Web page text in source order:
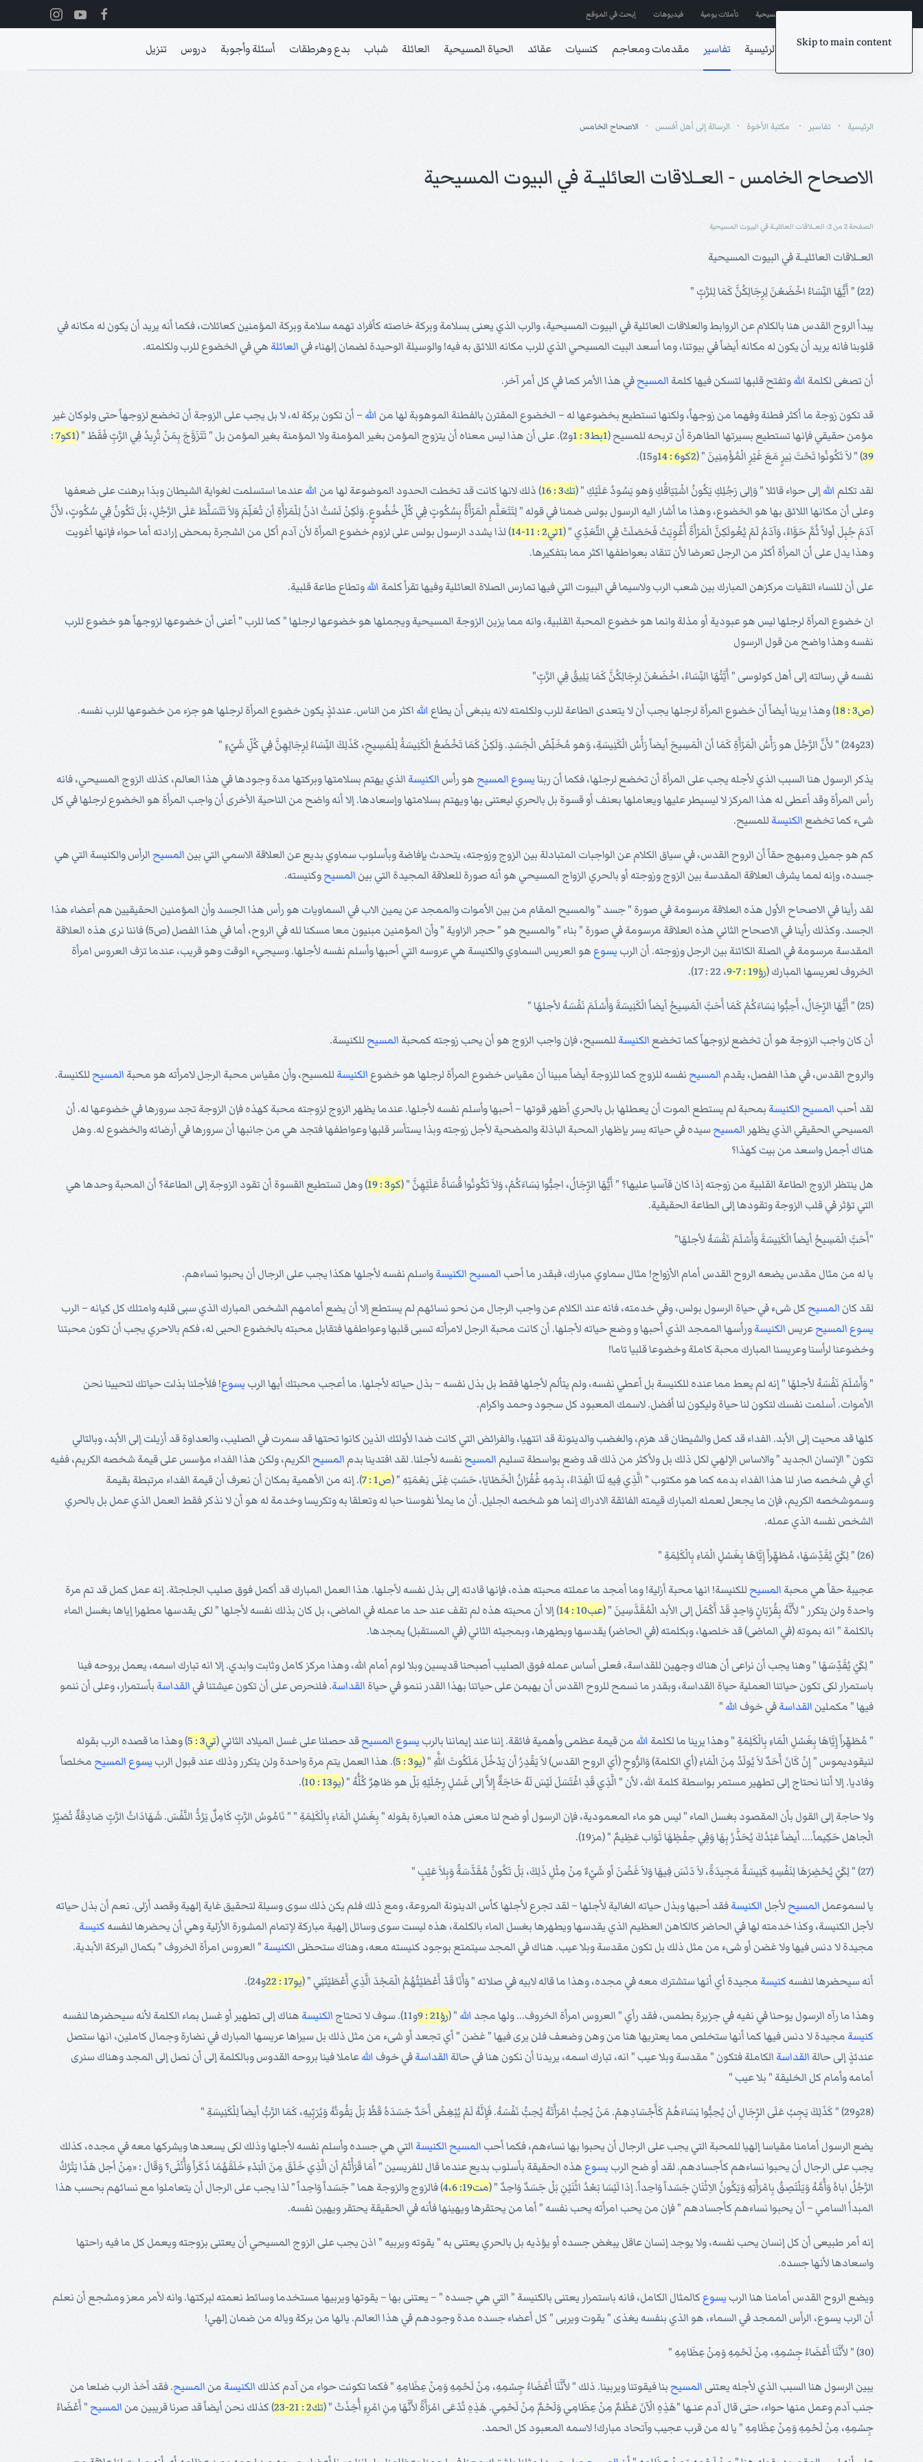
Skip to main content
إشترك في المراسلات ترانيم مسيحية تأملات يومية فيديوهات إبحث في الموقع
الرئيسية تفاسير مقدمات ومعاجم كنسيات عقائد الحياة المسيحية العائلة شباب بدع وهرطقات أسئلة وأجوبة دروس تنزيل
الرئيسية تفاسير مكتبة الأخوة الرسالة إلى أهل أفسس الاصحاح الخامس
الاصحاح الخامس - العــلاقات العائليــة في البيوت المسيحية
الصفحة 2 من 2: العــلاقات العائليــة في البيوت المسيحية
العــلاقات العائليــة في البيوت المسيحية
(22) " أَيُّهَا النِّسَاءُ اخْضَعْنَ لِرِجَالِكُنَّ كَمَا لِلرَّبِّ "
يبدأ الروح القدس هنا بالكلام عن الروابط والعلاقات العائلية في البيوت المسيحية، والرب الذي يعنى بسلامة وبركة خاصته كأفراد تهمه سلامة وبركة المؤمنين كعائلات، فكما أنه يريد أن يكون له مكانه في
قلوبنا فانه يريد أن يكون له مكانه أيضاً في بيوتنا، وما أسعد البيت المسيحي الذي للرب مكانه اللائق به فيه! والوسيلة الوحيدة لضمان إلهناء في العائلة هي في الخضوع للرب ولكلمته.
أن تصغى لكلمة اللهوتفتح قلبها لتسكن فيها كلمة المسيحفي هذا الأمر كما في كل أمر آخر.
قد تكون زوجة ما أكثر فطنة وفهما من زوجهاً، ولكنها تستطيع بخضوعها له – الخضوع المقترن بالفطنة الموهوبة لها من الله – أن تكون بركة له، لا بل يجب على الزوجة أن تخضع لزوجهاً حتى ولوكان غير
مؤمن حقيقي فإنها تستطيع بسيرتها الطاهرة أن تربحه للمسيح (1بط3 : 1 و2). على أن هذا ليس معناه أن يتزوج المؤمن بغير المؤمنة ولا المؤمنة بغير المؤمن بل " تَتَزَوَّجَ بِمَنْ تُرِيدُ فِي الرَّبِّ فَقَطْ " (
1كو7 :
39) " لاَ تَكُونُوا تَحْتَ نِيرٍ مَعَ غَيْرِ الْمُؤْمِنِينَ " (2كو6 : 14 و15).
لقد تكلم اللهإلى حواء قائلا " وَإلى رَجُلِكِ يَكُونُ اشْتِيَاقُكِ وَهو يَسُودُ عَلَيْكِ " (تك3 : 16 ) ذلك لانها كانت قد تخطت الحدود الموضوعة لها من اللهعندما استسلمت لغواية الشيطان وبذا برهنت على ضعفها
وعلى أن مكانها اللائق بها هو الخضوع، وهذا ما أشار اليه الرسول بولس ضمنا في قوله " لِتَتَعَلَّمِ الْمَرْأَةُ بِسُكُوتٍ فِي كُلِّ خُضُوعٍ. وَلَكِنْ لَسْتُ اذنُ لِلْمَرْأَةِ أن تُعَلِّمَ وَلاَ تَتَسَلَّطَ عَلَى الرَّجُلِ، بَلْ تَكُونُ فِي سُكُوتٍ، لأَنَّ
آدَمَ جُبِلَ أولاً ثُمَّ حَوَّاءُ، وَآدَمُ لَمْ يُغْولَكِنَّ الْمَرْأَةَ أُغْوِيَتْ فَحَصَلَتْ فِي التَّعَدِّي " (1تي2 : 11-14
) لذا يشدد الرسول بولس على لزوم خضوع المرأة لأن آدم أكل من الشجرة بمحض إرادته أما حواء فإنها أغويت
وهذا يدل على أن المرأة أكثر من الرجل تعرضا لأن تنقاد بعواطفها اكثر مما بتفكيرها.
على أن للنساء التقيات مركزهن المبارك بين شعب الرب ولاسيما في البيوت التي فيها تمارس الصلاة العائلية وفيها تقرأ كلمة اللهوتطاع طاعة قلبية.
ان خضوع المرأة لرجلها ليس هو عبودية أو مذلة وانما هو خضوع المحبة القلبية، وانه مما يزين الزوجة المسيحية ويجملها هو خضوعها لرجلها " كما للرب " أعنى أن خضوعها لزوجهاً هو خضوع للرب
نفسه وهذا واضح من قول الرسول
نفسه في رسالته إلى أهل كولوسى " أَيَّتُهَا النِّسَاءُ، اخْضَعْنَ لِرِجَالِكُنَّ كَمَا يَلِيقُ فِي الرَّبِّ"
(ص3 : 18 ) وهذا يرينا أيضاً أن خضوع المرأة لرجلها يجب أن لا يتعدى الطاعة للرب ولكلمته لانه ينبغى أن يطاع الله اكثر من الناس. عندئذٍ يكون خضوع المرأة لرجلها هو جزء من خضوعها للرب نفسه.
(23و24) " لأَنَّ الرَّجُلَ هو رَأْسُ الْمَرْأَةِ كَمَا أن الْمَسِيحَ أيضاً رَأْسُ الْكَنِيسَةِ، وَهو مُخَلِّصُ الْجَسَدِ. وَلَكِنْ كَمَا تَخْضَعُ الْكَنِيسَةُ لِلْمَسِيحِ، كَذَلِكَ النِّسَاءُ لِرِجَالِهِنَّ فِي كُلِّ شَيْءٍ "
يذكر الرسول هنا السبب الذي لأجله يجب على المرأة أن تخضع لرجلها، فكما أن ربنايسوع المسيح هو رأس الكنيسة الذي يهتم بسلامتها وبركتها مدة وجودها في هذا العالم، كذلك الزوج المسيحي، فانه
رأس المرأة وقد أعطى له هذا المركز لا ليسيطر عليها ويعاملها بعنف أو قسوة بل بالحري ليعتنى بها ويهتم بسلامتها وإسعادها. إلا أنه واضح من الناحية الأخرى أن واجب المرأة هو الخضوع لرجلها في كل
شىء كما تخضع الكنيسةللمسيح.
كم هو جميل ومبهج حقاً أن الروح القدس، في سياق الكلام عن الواجبات المتبادلة بين الزوج وزوجته، يتحدث بإفاضة وبأسلوب سماوي بديع عن العلاقة الاسمي التي بين المسيح الرأس والكنيسة التي هي
جسده، وإنه لمما يشرف العلاقة المقدسة بين الزوج وزوجته أو بالحري الزواج المسيحي هو أنه صورة للعلاقة المجيدة التي بين المسيحوكنيسته.
لقد رأينا في الاصحاح الأول هذه العلاقة مرسومة في صورة " جسد " والمسيح المقام من بين الأموات والممجد عن يمين الاب في السماويات هو رأس هذا الجسد وأن المؤمنين الحقيقيين هم أعضاء هذا
الجسد. وكذلك رأينا في الاصحاح الثاني هذه العلاقة مرسومة في صورة " بناء " والمسيح هو " حجر الزاوية " وأن المؤمنين مبنيون معا مسكنا لله في الروح، أما في هذا الفصل (ص5) فاننا نرى هذه العلاقة
المقدسة مرسومة في الصلة الكائنة بين الرجل وزوجته. أن الرب يسوع هو العريس السماوي والكنيسة هي عروسه التي أحبها وأسلم نفسه لأجلها. وسيجيء الوقت وهو قريب، عندما تزف العروس امرأة
الخروف لعريسها المبارك (رؤ19 : 7-9 ، 22 : 17).
(25) " أَيُّهَا الرِّجَالُ، أَحِبُّوا نِسَاءَكُمْ كَمَا أَحَبَّ الْمَسِيحُ أيضاً الْكَنِيسَةَ وَأَسْلَمَ نَفْسَهُ لأجلهَا "
أن كان واجب الزوجة هو أن تخضع لزوجهاً كما تخضع الكنيسة للمسيح، فإن واجب الزوج هو أن يحب زوجته كمحبة المسيح للكنيسة.
والروح القدس، في هذا الفصل، يقدم المسيح نفسه للزوج كما للزوجة أيضاً مبينا أن مقياس خضوع المرأة لرجلها هو خضوع الكنيسة للمسيح، وأن مقياس محبة الرجل لامرأته هو محبة المسيح للكنيسة.
لقد أحب المسيح الكنيسة بمحبة لم يستطع الموت أن يعطلها بل بالحري أظهر قوتها – أحبها وأسلم نفسه لأجلها. عندما يظهر الزوج لزوجته محبة كهذه فإن الزوجة تجد سرورها في خضوعها له. أن
المسيحي الحقيقي الذي يظهر المسيحسيده في حياته يسر بإظهار المحبة الباذلة والمضحية لأجل زوجته وبذا يستأسر قلبها وعواطفها فتجد هي من جانبها أن سرورها في أرضائه والخضوع له. وهل
هناك أجمل واسعد من بيت كهذا؟
هل ينتظر الزوج الطاعة القلبية من زوجته إذا كان قآسيا عليها؟ " أَيُّهَا الرِّجَالُ، احِبُّوا نِسَاءَكُمْ، وَلاَ تَكُونُوا قُسَاةً عَلَيْهِنَّ " (كو3 : 19
) وهل تستطيع القسوة أن تقود الزوجة إلى الطاعة؟ أن المحبة وحدها هي
التي تؤثر في قلب الزوجة وتقودها إلى الطاعة الحقيقية.
"أَحَبَّ الْمَسِيحُ أيضاً الْكَنِيسَةَ وَأَسْلَمَ نَفْسَهُ لأجلهَا"
يا له من مثال مقدس يضعه الروح القدس أمام الأزواج! مثال سماوي مبارك، فبقدر ما أحب المسيح الكنيسةواسلم نفسه لأجلها هكذا يجب على الرجال أن يحبوا نساءهم.
لقد كان المسيح كل شىء في حياة الرسول بولس، وفي خدمته، فانه عند الكلام عن واجب الرجال من نحو نسائهم لم يستطع إلا أن يضع أمامهم الشخص المبارك الذي سبى قلبه وامتلك كل كيانه – الرب
يسوع المسيحعريس الكنيسةورأسها الممجد الذي أحبها و وضع حياته لأجلها. أن كانت محبة الرجل لامرأته تسبى قلبها وعواطفها فتقابل محبته بالخضوع الحبى له، فكم بالاحري يجب أن تكون محبتنا
وخضوعنا لرأسنا وعريسنا المبارك محبة كاملة وخضوعا قلبيا تاما!
" وَأَسْلَمَ نَفْسَهُ لأجلهَا " إنه لم يعط مما عنده للكنيسة بل أعطي نفسه، ولم يتألم لأجلها فقط بل بذل نفسه – بذل حياته لأجلها. ما أعجب محبتك أيها الرب يسوع! فلأجلنا بذلت حياتك لتحيينا نحن
الأموات. أسلمت نفسك لتكون لنا حياة وليكون لنا أفضل. لاسمك المعبود كل سجود وحمد واكرام.
كلها قد محيت إلى الأبد. الفداء قد كمل والشيطان قد هزم، والغضب والدينونة قد انتهيا، والفرائض التي كانت ضدا لأولئك الذين كانوا تحتها قد سمرت في الصليب، والعداوة قد أزيلت إلى الأبد، وبالتالي
تكون " الإنسان الجديد " والاساس الإلهي لكل ذلك بل ولأكثر من ذلك قد وضع بواسطة تسليم المسيح نفسه لأجلنا. لقد افتدينا بدم المسيح الكريم، ولكن هذا الفداء مؤسس على قيمة شخصه الكريم، ففيه
أي في شخصه صار لنا هذا الفداء بدمه كما هو مكتوب " الَّذِي فِيهِ لَنَا الْفِدَاءُ، بِدَمِهِ غُفْرَانُ الْخَطَايَا، حَسَبَ غِنَى نِعْمَتِهِ " (ص1 : 7
). إنه من الأهمية بمكان أن نعرف أن قيمة الفداء مرتبطة بقيمة
وسموشخصه الكريم، فإن ما يجعل لعمله المبارك قيمته الفائقة الادراك إنما هو شخصه الجليل. أن ما يملأ نفوسنا حبا له وتعلقا به وتكريسا وخدمة له هو أن لا نذكر فقط العمل الذي عمل بل بالحري
الشخص نفسه الذي عمله.
(26) " لِكَيْ يُقَدِّسَهَا، مُطَهِّراً إِيَّاهَا بِغَسْلِ الْمَاءِ بِالْكَلِمَةِ "
عجيبة حقاً هي محبة المسيح للكنيسة! انها محبة أزلية! وما أمجد ما عملته محبته هذه، فإنها قادته إلى بذل نفسه لأجلها. هذا العمل المبارك قد أكمل فوق صليب الجلجثة. إنه عمل كمل قد تم مرة
واحدة ولن يتكرر " لأَنَّهُ بِقُرْبَانٍ وَاحِدٍ قَدْ أَكْمَلَ إلى الأبد الْمُقَدَّسِينَ " (عب10 : 14
) إلا أن محبته هذه لم تقف عند حد ما عمله في الماضى، بل كان بذلك نفسه لأجلها " لكى يقدسها مطهرا إياها بغسل الماء
بالكلمة " انه بموته (في الماضى) قد خلصها، وبكلمته (في الحاضر) يقدسها ويطهرها، وبمجيئه الثاني (في المستقبل) يمجدها.
" لِكَيْ يُقَدِّسَهَا " وهنا يجب أن نراعى أن هناك وجهين للقداسة، فعلى أساس عمله فوق الصليب أصبحنا قديسين وبلا لوم أمام الله، وهذا مركز كامل وثابت وابدي. إلا انه تبارك اسمه، يعمل بروحه فينا
باستمرار لكى تكون حياتنا العملية حياة القداسة، وبقدر ما نسمح للروح القدس أن يهيمن على حياتنا بهذا القدر ننمو في حياة القداسة. فلنحرص على أن تكون عيشتنا في القداسة بأستمرار، وعلى أن ننمو
فيها " مكملين القداسةفي خوف الله "
" مُطَهِّراً إِيَّاهَا بِغَسْلِ الْمَاءِ بِالْكَلِمَةِ " وهذا يرينا ما لكلمة الله من قيمة عظمى وأهمية فائقة. إننا عند إيماننا بالرب يسوع المسيحقد حصلنا على غسل الميلاد الثاني (تي3 : 5
) وهذا ما قصده الرب بقوله
لنيقوديموس " إِنْ كَانَ أَحَدٌ لاَ يُولَدُ مِنَ الْمَاءِ (أي الكلمة) وَالرُّوحِ (أي الروح القدس) لاَ يَقْدِرُ أن يَدْخُلَ مَلَكُوتَ اللَّهِ " (يو3 : 5 ). هذا العمل يتم مرة واحدة ولن يتكرر وذلك عند قبول الرب يسوع المسيح مخلصاً
وفاديا. إلا أننا نحتاج إلى تطهير مستمر بواسطة كلمة الله، لأن " الَّذِي قَدِ اغْتَسَلَ لَيْسَ لَهُ حَاجَةٌ إِلاَّ إلى غَسْلِ رِجْلَيْهِ بَلْ هو طَاهِرٌ كُلُّهُ " (يو13 : 10 ).
ولا حاجة إلى القول بأن المقصود بغسل الماء " ليس هو ماء المعمودية، فإن الرسول أو ضح لنا معنى هذه العبارة بقوله " بِغَسْلِ الْمَاءِ بِالْكَلِمَةِ " " نَامُوسُ الرَّبِّ كَامِلٌ يَرُدُّ النَّفْسَ. شَهَادَاتُ الرَّبِّ صَادِقَةٌ تُصَيِّرُ
الْجاهل حَكِيماً.... أيضاً عَبْدُكَ يُحَذَّرُ بِهَا وَفِي حِفْظِهَا ثَوَاب عَظِيمٌ " (مز19).
(27) " لِكَيْ يُحْضِرَهَا لِنَفْسِهِ كَنِيسَةً مَجِيدَةً، لاَ دَنَسَ فِيهَا وَلاَ غَضْنَ أو شَيْءٌ مِنْ مِثْلِ ذَلِكَ، بَلْ تَكُونُ مُقَدَّسَةً وَبِلاَ عَيْبٍ "
يا لسموعمل المسيح لأجل الكنيسةفقد أحبها وبذل حياته الغالية لأجلها – لقد تجرع لأجلها كأس الدينونة المروعة، ومع ذلك فلم يكن ذلك سوى وسيلة لتحقيق غاية إلهية وقصد أزلى. نعم أن بذل حياته
لأجل الكنيسة، وكذا خدمته لها في الحاضر كالكاهن العظيم الذي يقدسها ويطهرها بغسل الماء بالكلمة، هذه ليست سوى وسائل إلهية مباركة لإتمام المشورة الأزلية وهي أن يحضرها لنفسه كنيسة
مجيدة لا دنس فيها ولا غضن أو شىء من مثل ذلك بل تكون مقدسة وبلا عيب. هناك في المجد سيتمتع بوجود كنيسته معه، وهناك ستحظى الكنيسة " العروس امرأة الخروف " بكمال البركة الأبدية.
أنه سيحضرها لنفسه كنيسةمجيدة أي أنها ستشترك معه في مجده، وهذا ما قاله لابيه في صلاته " وَأَنَا قَدْ أَعْطَيْتُهُمُ الْمَجْدَ الَّذِي أَعْطَيْتَنِي " (يو17 : 22 و24).
وهذا ما رآه الرسول يوحنا في نفيه في جزيرة بطمس، فقد رأي " العروس امرأة الخروف... ولها مجد الله " (رؤ21 : 9 و11). سوف لا تحتاج الكنيسةهناك إلى تطهير أو غسل بماء الكلمة لأنه سيحضرها لنفسه
كنيسة مجيدة لا دنس فيها كما أنها ستخلص مما يعتريها هنا من وهن وضعف فلن يرى فيها " غضن " أي تجعد أو شىء من مثل ذلك بل سيراها عريسها المبارك في نضارة وجمال كاملين، انها ستصل
عندئذٍ إلى حالة القداسة الكاملة فتكون " مقدسة وبلا عيب " انه، تبارك اسمه، يريدنا أن نكون هنا في حالة القداسةفي خوف اللهعاملا فينا بروحه القدوس وبالكلمة إلى أن نصل إلى المجد وهناك سنرى
أمامه وأمام كل الخليقة " بلا عيب "
(28و29) " كَذَلِكَ يَجِبُ عَلَى الرِّجَالِ أن يُحِبُّوا نِسَاءَهُمْ كَأَجْسَادِهِمْ. مَنْ يُحِبُّ امْرَأَتَهُ يُحِبُّ نَفْسَهُ. فَإِنَّهُ لَمْ يُبْغِضْ أَحَدٌ جَسَدَهُ قَطُّ بَلْ يَقُوتُهُ وَيُرَبِّيهِ، كَمَا الرَّبُّ أيضاً لِلْكَنِيسَةِ "
يضع الرسول أمامنا مقياسا إلهيا للمحبة التي يجب على الرجال أن يحبوا بها نساءهم، فكما أحب المسيح الكنيسةالتي هي جسده وأسلم نفسه لأجلها وذلك لكى يسعدها ويشركها معه في مجده، كذلك
يجب على الرجال أن يحبوا نساءهم كأجسادهم. لقد أو ضح الرب يسوع هذه الحقيقة بأسلوب بديع عندما قال للفريسين " أَمَا قَرَأْتُمْ أن الَّذِي خَلَقَ مِنَ الْبَدْءِ خَلَقَهُمَا ذَكَراً وَأُنْثَى؟ وَقَالَ : «مِنْ أجل هَذَا يَتْرُكُ
الرَّجُلُ اباهُ وَأُمَّهُ وَيَلْتَصِقُ بِامْرَأَتِهِ وَيَكُونُ الاِثْنَانِ جَسَداً وَاحِداً. إذا لَيْسَا بَعْدُ اثْنَيْنِ بَلْ جَسَدٌ وَاحِدٌ " (مت19: 4،6
) فالزوج والزوجة هما " جَسَداً وَاحِداً " لذا يجب على الرجال أن يتعاملوا مع نسائهم بحسب هذا
المبدأ السامي – أن يحبوا نساءهم كأجسادهم " فإن من يحب امرأته يحب نفسه " أما من يحتقرها ويهينها فأنه في الحقيقة يحتقر ويهين نفسه.
إنه أمر طبيعى أن كل إنسان يحب نفسه، ولا يوجد إنسان عاقل يبغض جسده أو يؤذيه بل بالحري يعتنى به " يقوته ويربيه " اذن يجب على الزوج المسيحي أن يعتنى بزوجته ويعمل كل ما فيه راحتها
واسعادها لأنها جسده.
ويضع الروح القدس أمامنا هنا الرب يسوع كالمثال الكامل، فانه باستمرار يعتنى بالكنيسة " التي هي جسده " – يعتنى بها – يقوتها ويربيها مستخدما وسائط نعمته لبركتها. وانه لأمر معز ومشجع أن نعلم
أن الرب يسوع، الرأس الممجد في السماء، هو الذي بنفسه يغذى " يقوت ويربى " كل أعضاء جسده مدة وجودهم في هذا العالم. يالها من بركة وياله من ضمان إلهي!
(30) " لأَنَّنَا أَعْضَاءُ جِسْمِهِ، مِنْ لَحْمِهِ وَمِنْ عِظَامِهِ "
يبين الرسول هنا السبب الذي لأجله يعتنى المسيح بنا فيقوتنا ويربينا. ذلك " لأَنَّنَا أَعْضَاءُ جِسْمِهِ، مِنْ لَحْمِهِ وَمِنْ عِظَامِهِ " فكما تكونت حواء من آدم كذلك الكنيسة من المسيح. فقد أخذ الرب ضلعا من
جنب آدم وعمل منها حواء، حتى قال آدم عنـها "هَذِهِ الْآنَ عَظْمٌ مِنْ عِظَامِي وَلَحْمٌ مِنْ لَحْمِي. هَذِهِ تُدْعَى امْرَأَةً لأَنَّهَا مِنِ امْرِءٍ أُخِذَتْ " (تك2 : 21-23 ) كذلك نحن أيضاً قد صرنا قريبين من المسيح" أَعْضَاءُ
جِسْمِهِ، مِنْ لَحْمِهِ وَمِنْ عِظَامِهِ " يا له من قرب عجيب وآتحاد مبارك! لاسمه المعبود كل الحمد.